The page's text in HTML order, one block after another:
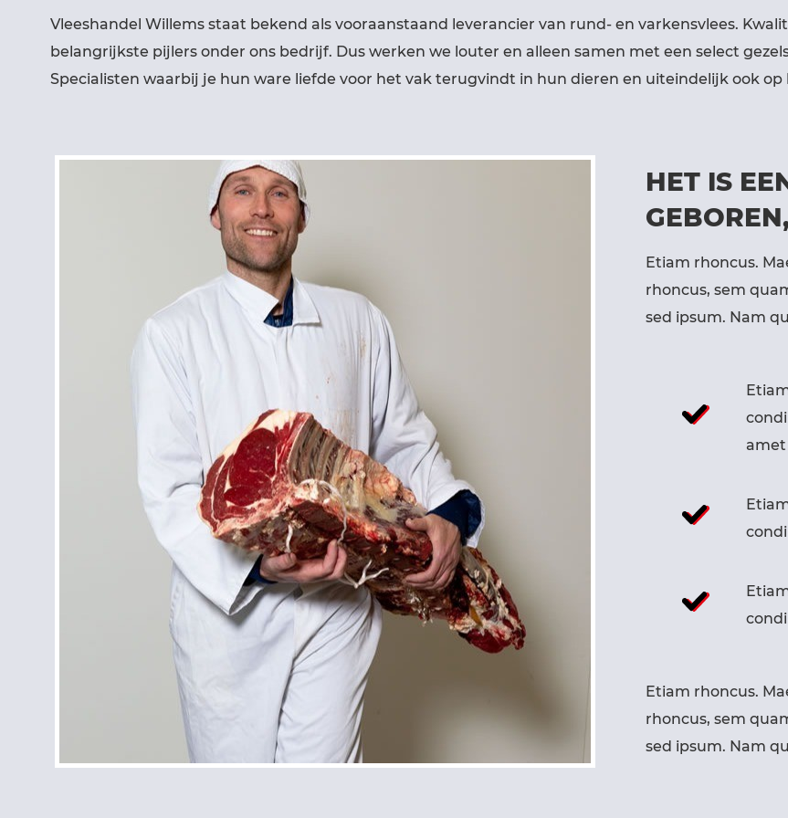
Vleeshandel Willems staat bekend als vooraanstaand leverancier van rund- en varkensvlees.
belangrijkste pijlers onder ons bedrijf. Dus werken we louter en alleen samen met een select
Specialisten waarbij je hun ware liefde voor het vak terugvindt in hun dieren en uiteindelijk ook
HET IS
Etiam rhoncus.
rhoncus, sem
sed ipsum. Nam
amet
Etiam rhoncus.
rhoncus, sem
sed ipsum. Nam